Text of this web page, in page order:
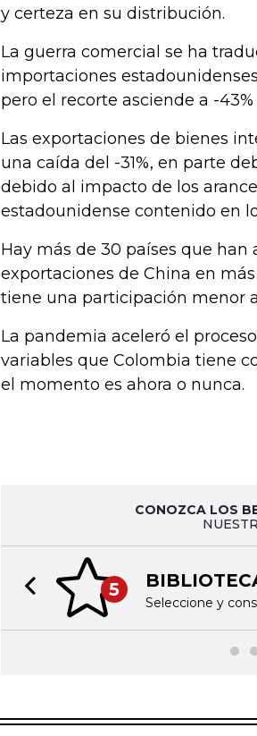
y certeza en su distribución.
La guerra comercial se ha
importaciones
pero el recorte asciende a -
Las exportaciones de bienes
una caída del -31%, en parte
debido al impacto de los
estadounidense contenido en
Hay más de 30 países que
exportaciones de China en
tiene una participación menor
La pandemia aceleró el
variables que Colombia tiene
el momento es ahora o nunca.
CONOZCA LOS
5
Seleccione y
Previous slide